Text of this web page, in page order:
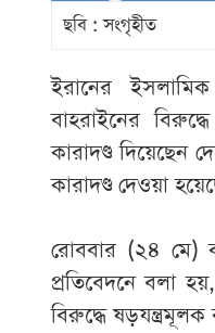
ছবি : সংগৃহীত
ইরানের
বাহরাইনের
কারাদণ্ড
কারাদণ্ড দেওয়া
রোববার (২৪ মে)
প্রতিবেদনে বলা
বিরুদ্ধে ষড়যন্ত্রমূলক